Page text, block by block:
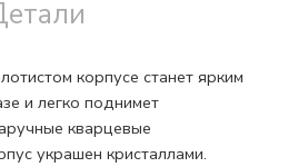
корпусе станет ярким
и легко поднимет
кварцевые
украшен кристаллами.